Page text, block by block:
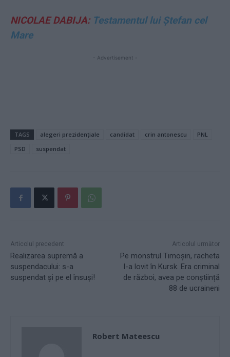
NICOLAE DABIJA:Testamentul lui Ştefan cel
Mare
- Advertisement -
TAGS alegeri prezidențiale candidat crin antonescu
PNL
PSD
suspendat
Articolul precedent
Realizarea supremă a
suspendacului: s-a
suspendat și pe el însuși!
Articolul următor
Pe monstrul Timoșin, racheta
l-a lovit în Kursk. Era criminal
de război, avea pe conștiință
88 de ucraineni
Robert Mateescu